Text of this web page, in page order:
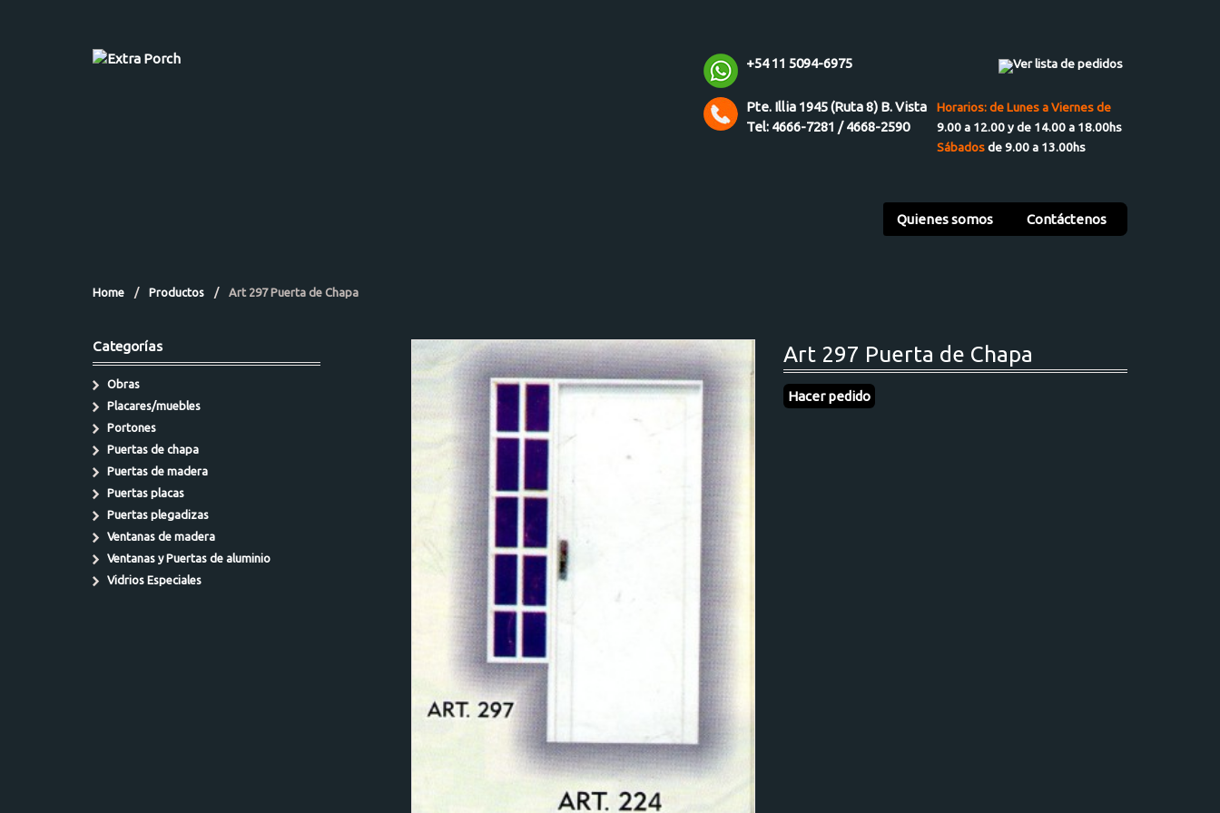
+54 11 5094-6975 Ver lista de pedidos
Pte. Illia 1945 (Ruta 8) B. Vista
Tel: 4666-7281 / 4668-2590
Horarios: de Lunes a Viernes de
9.00 a 12.00 y de 14.00 a 18.00hs
Sábadosde 9.00 a 13.00hs
Quienes somos Contáctenos
Home / Productos / Art 297 Puerta de Chapa
Art 297 Puerta de Chapa
Hacer pedido
Categorías
Obras
Placares/muebles
Portones
Puertas de chapa
Puertas de madera
Puertas placas
Puertas plegadizas
Ventanas de madera
Ventanas y Puertas de aluminio
Vidrios Especiales